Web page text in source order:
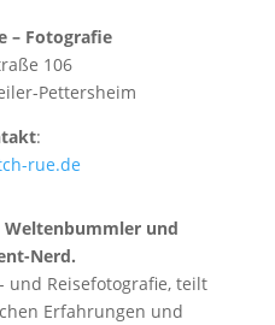
– Fotografie
106
Pettersheim
:
rue.de
Weltenbummler und
Nerd.
und Reisefotografie, teilt
Erfahrungen und